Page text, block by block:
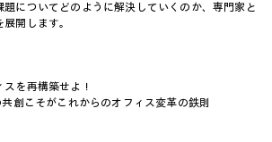
についてどのように解決していくのか、専門家と
開します。
を再構築せよ！
創こそがこれからのオフィス変革の鉄則